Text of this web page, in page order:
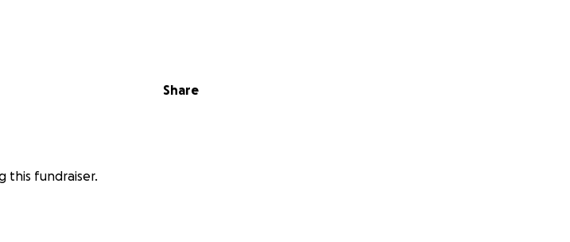
Share
this fundraiser.